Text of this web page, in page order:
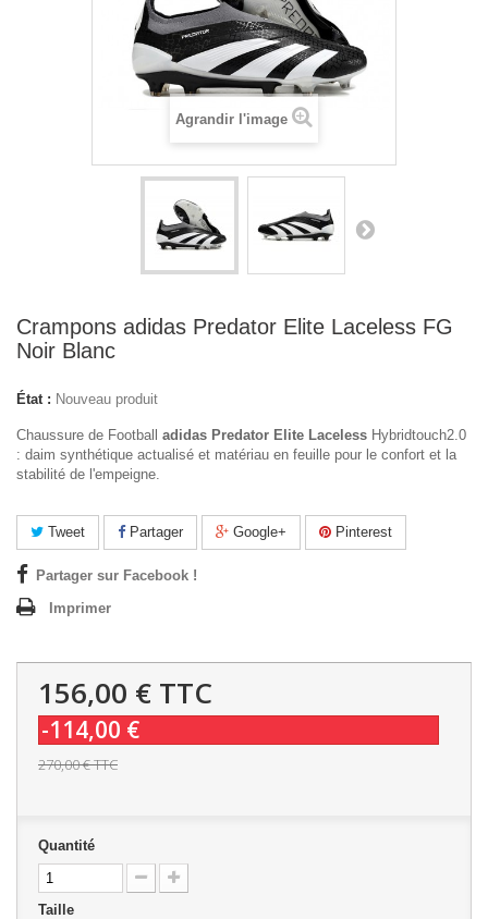
Agrandir l'image
Crampons adidas Predator Elite Laceless FG
Noir Blanc
État : Nouveau produit
Chaussure de Football adidas Predator Elite Laceless Hybridtouch2.0
: daim synthétique actualisé et matériau en feuille pour le confort et la
stabilité de l'empeigne.
Tweet Partager Google+ Pinterest
Partager sur Facebook !
Imprimer
156,00 € TTC
-114,00 €
270,00 €TTC
Quantité
Taille